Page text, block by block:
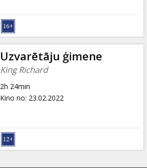
Uzvarētāju ģimene
King Richard
2h 24min
Kino no: 23.02.2022